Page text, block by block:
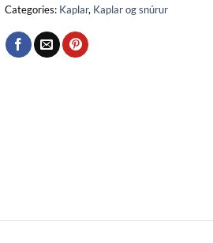
Categories: Kaplar, Kaplar og snúrur